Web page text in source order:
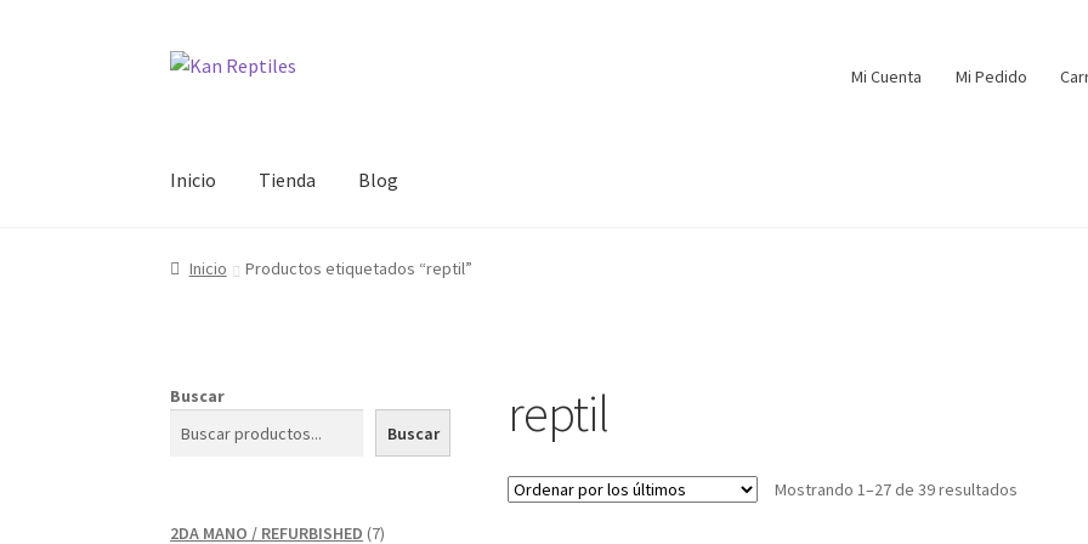
Ir
Ir
Mi Cuenta Mi Pedido
Inicio Tienda Blog
Inicio Productos etiquetados “reptil”
reptil
Mostrando 1–27 de 39 resultados
Buscar
Buscar
2DA MANO / REFURBISHED 77